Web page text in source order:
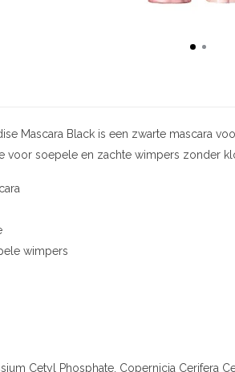
Mascara Black is een zwarte mascara
voor soepele en zachte wimpers zonder
wimpers
Cetyl Phosphate, Copernicia Cerifera